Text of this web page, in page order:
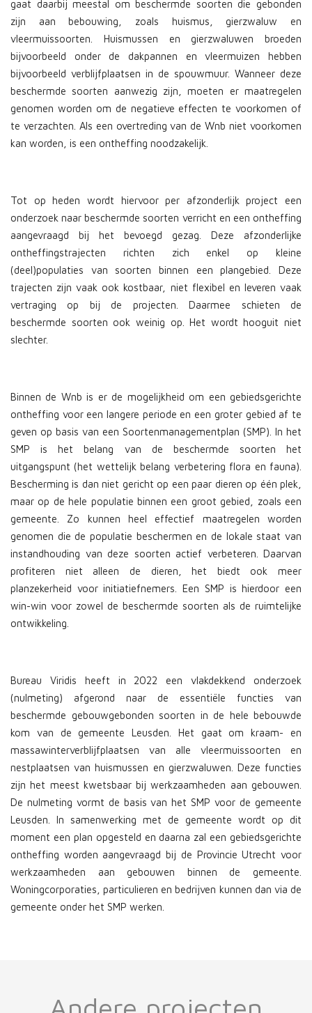
gaat daarbij meestal om beschermde soorten die gebonden
zijn aan bebouwing, zoals huismus, gierzwaluw en
vleermuissoorten. Huismussen en gierzwaluwen broeden
bijvoorbeeld onder de dakpannen en vleermuizen hebben
bijvoorbeeld verblijfplaatsen in de spouwmuur. Wanneer deze
beschermde soorten aanwezig zijn, moeten er maatregelen
genomen worden om de negatieve effecten te voorkomen of
te verzachten. Als een overtreding van de Wnb niet voorkomen
kan worden, is een ontheffing noodzakelijk.
Tot op heden wordt hiervoor per afzonderlijk project een
onderzoek naar beschermde soorten verricht en een ontheffing
aangevraagd bij het bevoegd gezag. Deze afzonderlijke
ontheffingstrajecten richten zich enkel op kleine
(deel)populaties van soorten binnen een plangebied. Deze
trajecten zijn vaak ook kostbaar, niet flexibel en leveren vaak
vertraging op bij de projecten. Daarmee schieten de
beschermde soorten ook weinig op. Het wordt hooguit niet
slechter.
Binnen de Wnb is er de mogelijkheid om een gebiedsgerichte
ontheffing voor een langere periode en een groter gebied af te
geven op basis van een Soortenmanagementplan (SMP). In het
SMP is het belang van de beschermde soorten het
uitgangspunt (het wettelijk belang verbetering flora en fauna).
Bescherming is dan niet gericht op een paar dieren op één plek,
maar op de hele populatie binnen een groot gebied, zoals een
gemeente. Zo kunnen heel effectief maatregelen worden
genomen die de populatie beschermen en de lokale staat van
instandhouding van deze soorten actief verbeteren. Daarvan
profiteren niet alleen de dieren, het biedt ook meer
planzekerheid voor initiatiefnemers. Een SMP is hierdoor een
win-win voor zowel de beschermde soorten als de ruimtelijke
ontwikkeling.
Bureau Viridis heeft in 2022 een vlakdekkend onderzoek
(nulmeting) afgerond naar de essentiële functies van
beschermde gebouwgebonden soorten in de hele bebouwde
kom van de gemeente Leusden. Het gaat om kraam- en
massawinterverblijfplaatsen van alle vleermuissoorten en
nestplaatsen van huismussen en gierzwaluwen. Deze functies
zijn het meest kwetsbaar bij werkzaamheden aan gebouwen.
De nulmeting vormt de basis van het SMP voor de gemeente
Leusden. In samenwerking met de gemeente wordt op dit
moment een plan opgesteld en daarna zal een gebiedsgerichte
ontheffing worden aangevraagd bij de Provincie Utrecht voor
werkzaamheden aan gebouwen binnen de gemeente.
Woningcorporaties, particulieren en bedrijven kunnen dan via de
gemeente onder het SMP werken.